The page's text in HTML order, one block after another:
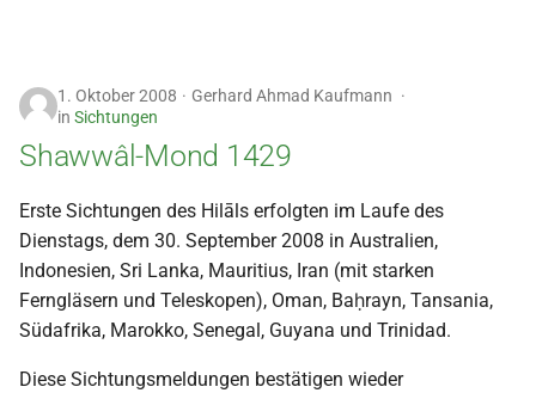
1. Oktober 2008
Gerhard Ahmad Kaufmann
in Sichtungen
Shawwâl-Mond 1429
Erste Sichtungen des Hilāls erfolgten im Laufe des
Dienstags, dem 30. September 2008 in Australien,
Indonesien, Sri Lanka, Mauritius, Iran (mit starken
Ferngläsern und Teleskopen), Oman, Baḥrayn, Tansania,
Südafrika, Marokko, Senegal, Guyana und Trinidad.
Diese Sichtungsmeldungen bestätigen wieder